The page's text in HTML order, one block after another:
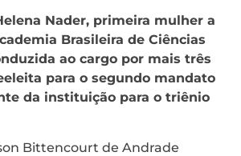
Nader, primeira mulher a
Brasileira de Ciências
ao cargo por mais três
para o segundo mandato
da instituição para o triênio
Bittencourt de Andrade